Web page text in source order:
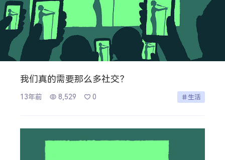
我们真的需要那么多社交？
13年前 8,529 0 生活